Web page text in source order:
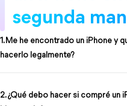
segunda
1. Me he encontrado un iPhone y
hacerlo legalmente?
2. ¿Qué debo hacer si compré un